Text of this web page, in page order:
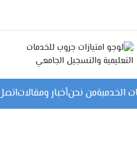
الخدميةمن نحنأخبار ومقالات